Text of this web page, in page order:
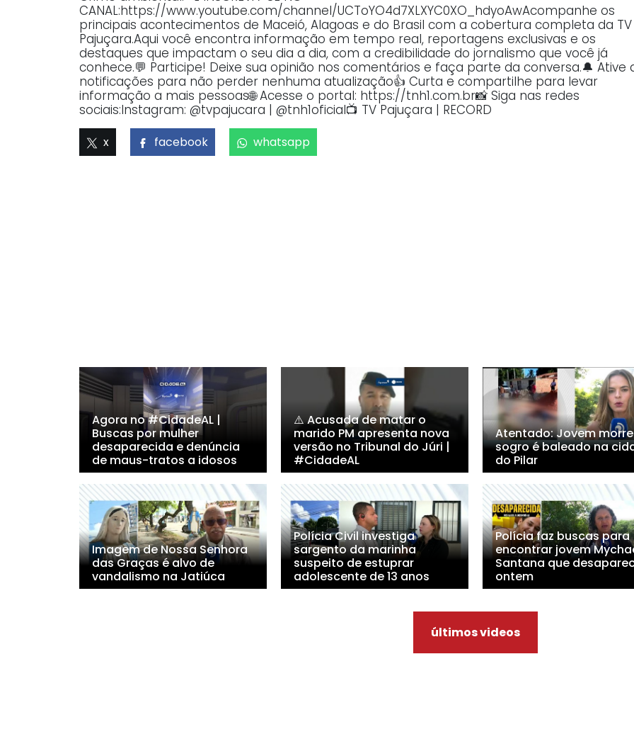
CANAL:https://www.youtube.com/channel/UCToYO4d7XLXYC0XO_hdyoAwAcompanhe os
principais acontecimentos de Maceió, Alagoas e do Brasil com a cobertura completa da TV
Pajuçara.Aqui você encontra informação em tempo real, reportagens exclusivas e os
destaques que impactam o seu dia a dia, com a credibilidade do jornalismo que você já
conhece.💬 Participe! Deixe sua opinião nos comentários e faça parte da conversa.🔔 Ative
notificações para não perder nenhuma atualização👍 Curta e compartilhe para levar
informação a mais pessoas🌐 Acesse o portal: https://tnh1.com.br📸 Siga nas redes
sociais:Instagram: @tvpajucara | @tnh1oficial📺 TV Pajuçara | RECORD
x facebook whatsapp
Agora no #CidadeAL |
Buscas por mulher
desaparecida e denúncia
de maus-tratos a idosos
⚠️ Acusada de matar o
marido PM apresenta nova
versão no Tribunal do Júri |
#CidadeAL
Atentado: Jovem
sogro é baleado na
do Pilar
Imagem de Nossa Senhora
das Graças é alvo de
vandalismo na Jatiúca
Polícia Civil investiga
sargento da marinha
suspeito de estuprar
adolescente de 13 anos
Polícia faz buscas para
encontrar jovem
Santana que
ontem
últimos videos